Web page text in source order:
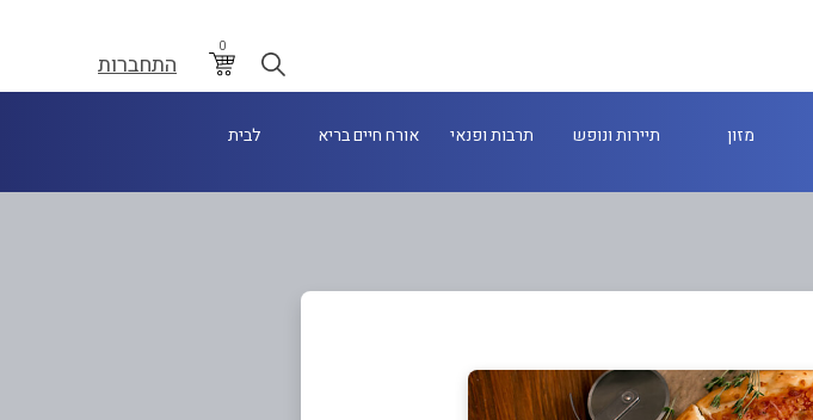
0
התחברות
מזון תיירות ונופש תרבות ופנאי אורח חיים בריא לבית